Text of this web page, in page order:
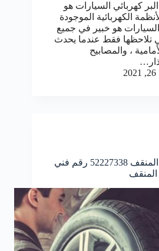
كهربائي السيارات هو
الكهربائية الموجودة
هو خبير في جميع
تلاحظها فقط عندما يحدث
، والمصابيح
خدمة كهرباء السيارات المنقف 52227338 رقم فني